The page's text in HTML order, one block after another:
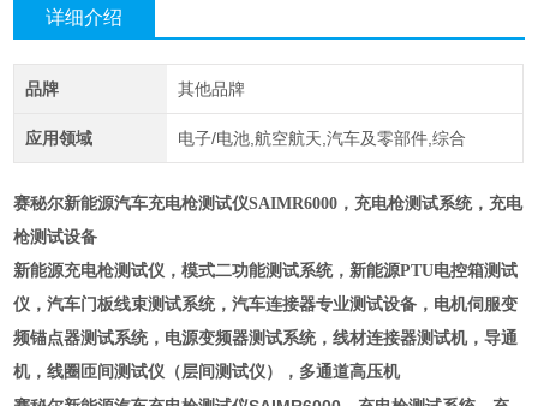
详细介绍
品牌 其他品牌
应用领域 电子/电池,航空航天,汽车及零部件,综合
赛秘尔新能源汽车充电枪测试仪SAIMR6000 ，充电枪测试系统，充电
枪测试设备
新能源充电枪测试仪 ，模式二功能测试系统，新能源PTU电控箱测试
仪，汽车门板线束测试系统，汽车连接器专业测试设备，电机伺服变
频锚点器测试系统，电源变频器测试系统，线材连接器测试机，导通
机，线圈匝间测试仪（层间测试仪），多通道高压机